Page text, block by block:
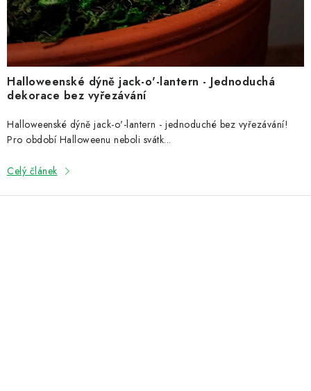
Halloweenské dýně jack-o'-lantern - Jednoduchá
dekorace bez vyřezávání
Halloweenské dýně jack-o'-lantern - jednoduché bez vyřezávání!
Pro období Halloweenu neboli svátk...
Celý článek